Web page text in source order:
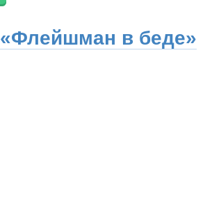
«Флейшман в беде»